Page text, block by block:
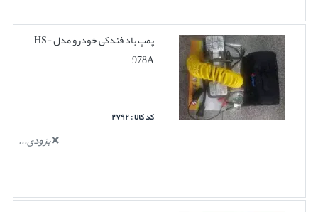
پمپ باد فندکی خودرو مدل HS-
978A
کد کالا : ۲۷۹۲
بزودی...